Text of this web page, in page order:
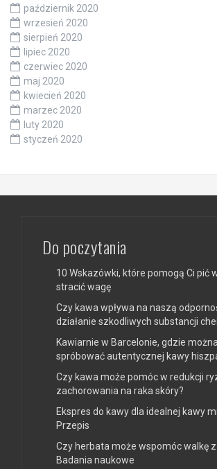
październik 2020
wrzesień 2020
sierpień 2020
lipiec 2020
czerwiec 2020
maj 2020
kwiecień 2020
marzec 2020
luty 2020
styczeń 2020
Do poczytania
10 Wskazówki, które pomogą Ci pić
stracić wagę
Czy kawa wpływa na naszą
działanie szkodliwych substancji
Kawiarnie w Barcelonie, gdzie można
spróbować autentycznej kawy
Czy kawa może pomóc w redukcji
zachorowania na raka skóry?
Ekspres do kawy dla idealnej kawy
Przepis
Czy herbata może wspomóc walkę
Badania naukowe